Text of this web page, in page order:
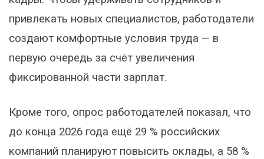
привлекать новых специалистов, работодатели
создают комфортные условия труда — в
первую очередь за счёт увеличения
фиксированной части зарплат.
Кроме того, опрос работодателей показал, что
до конца 2026 года ещё 29 % российских
компаний планируют повысить оклады, а 58 %